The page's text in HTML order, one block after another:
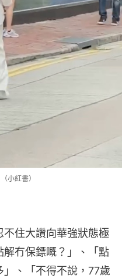
小紅書）
住大讚向華強狀態極
冇保鏢嘅？」、「點
、「不得不說，77歲